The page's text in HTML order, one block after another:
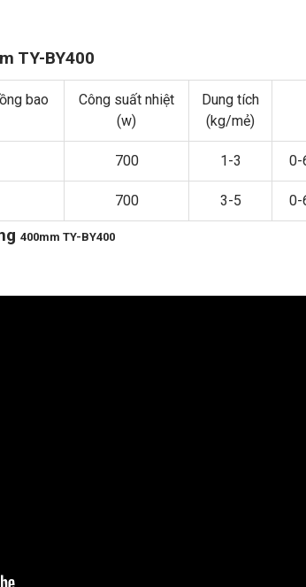
TY-BY400
bao
Công suất nhiệt
(w)
Dung tích
(kg/mẻ)
700 1-3 0-
700 3-5 0-
400mm TY-BY400